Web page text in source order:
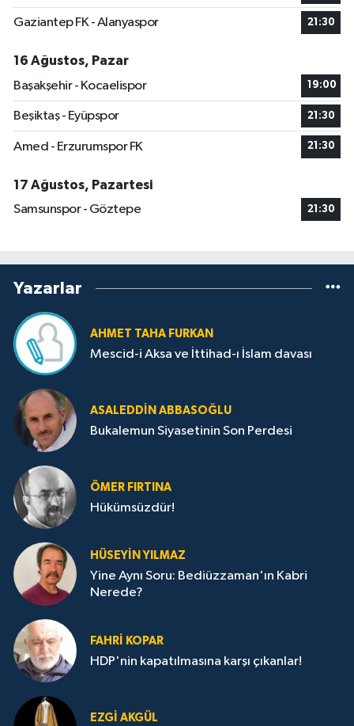
Gaziantep FK - Alanyaspor 21:30
16 Ağustos, Pazar
Başakşehir - Kocaelispor
19:00
Beşiktaş - Eyüpspor 21:30
Amed - Erzurumspor FK 21:30
17 Ağustos, Pazartesi
Samsunspor - Göztepe
21:30
Yazarlar
AHMET TAHA FURKAN
Mescid-i Aksa ve İttihad-ı İslam davası
ASALEDDIN ABBASOĞLU
Bukalemun Siyasetinin Son Perdesi
ÖMER FIRTINA
Hükümsüzdür!
HÜSEYIN YILMAZ
Yine Aynı Soru: Bediüzzaman'ın Kabri
Nerede?
FAHRI KOPAR
HDP'nin kapatılmasına karşı çıkanlar!
EZGI AKGÜL